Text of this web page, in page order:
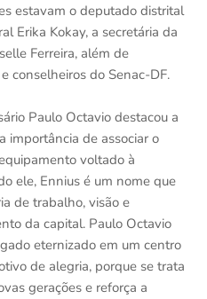
estavam o deputado distrital
Erika Kokay, a secretária da
Ferreira, além de
conselheiros do Senac-DF.
Paulo Octavio destacou a
importância de associar o
voltado à
ele, Ennius é um nome que
de trabalho, visão e
da capital. Paulo Octavio
eternizado em um centro
de alegria, porque se trata
gerações e reforça a